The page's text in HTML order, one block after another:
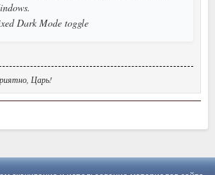
Dark Mode toggle
Царь!